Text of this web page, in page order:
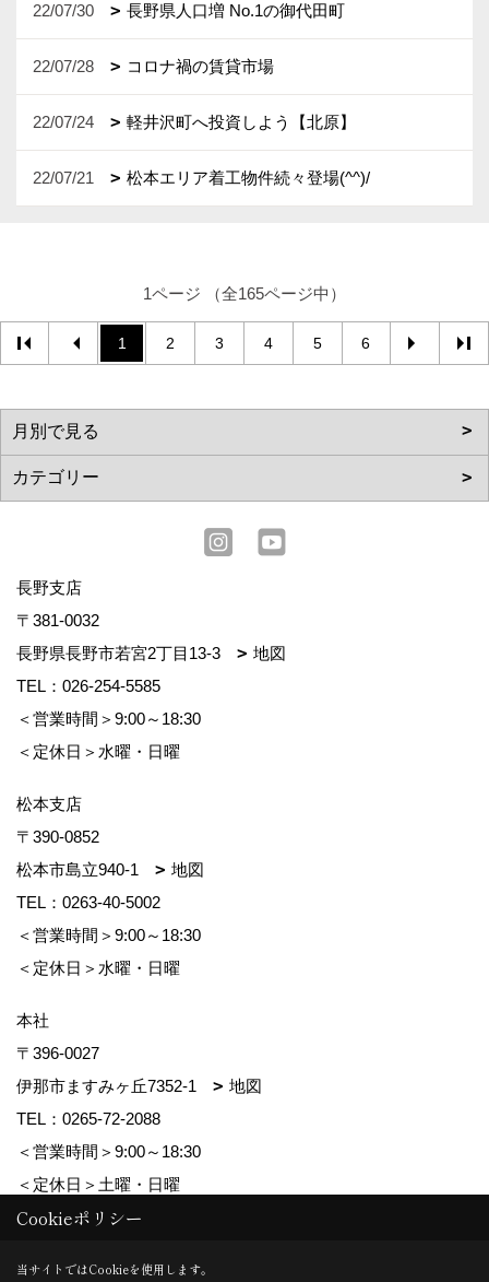
22/07/30 長野県人口増 No.1の御代田町
22/07/28 コロナ禍の賃貸市場
22/07/24 軽井沢町へ投資しよう【北原】
22/07/21 松本エリア着工物件続々登場(^^)/
1ページ （全165ページ中）
1 2 3 4 5 6
長野支店
〒381-0032
長野県長野市若宮2丁目13-3
地図
TEL： 026-254-5585
＜営業時間＞9:00～18:30
＜定休日＞水曜・日曜
松本支店
〒390-0852
松本市島立940-1
地図
TEL： 0263-40-5002
＜営業時間＞9:00～18:30
＜定休日＞水曜・日曜
本社
〒396-0027
伊那市ますみヶ丘7352-1
地図
TEL： 0265-72-2088
＜営業時間＞9:00～18:30
＜定休日＞土曜・日曜
Copyright (c) ForestCorporation. All Rights Reserved.
Cookieポリシー
当サイトではCookieを使用します。